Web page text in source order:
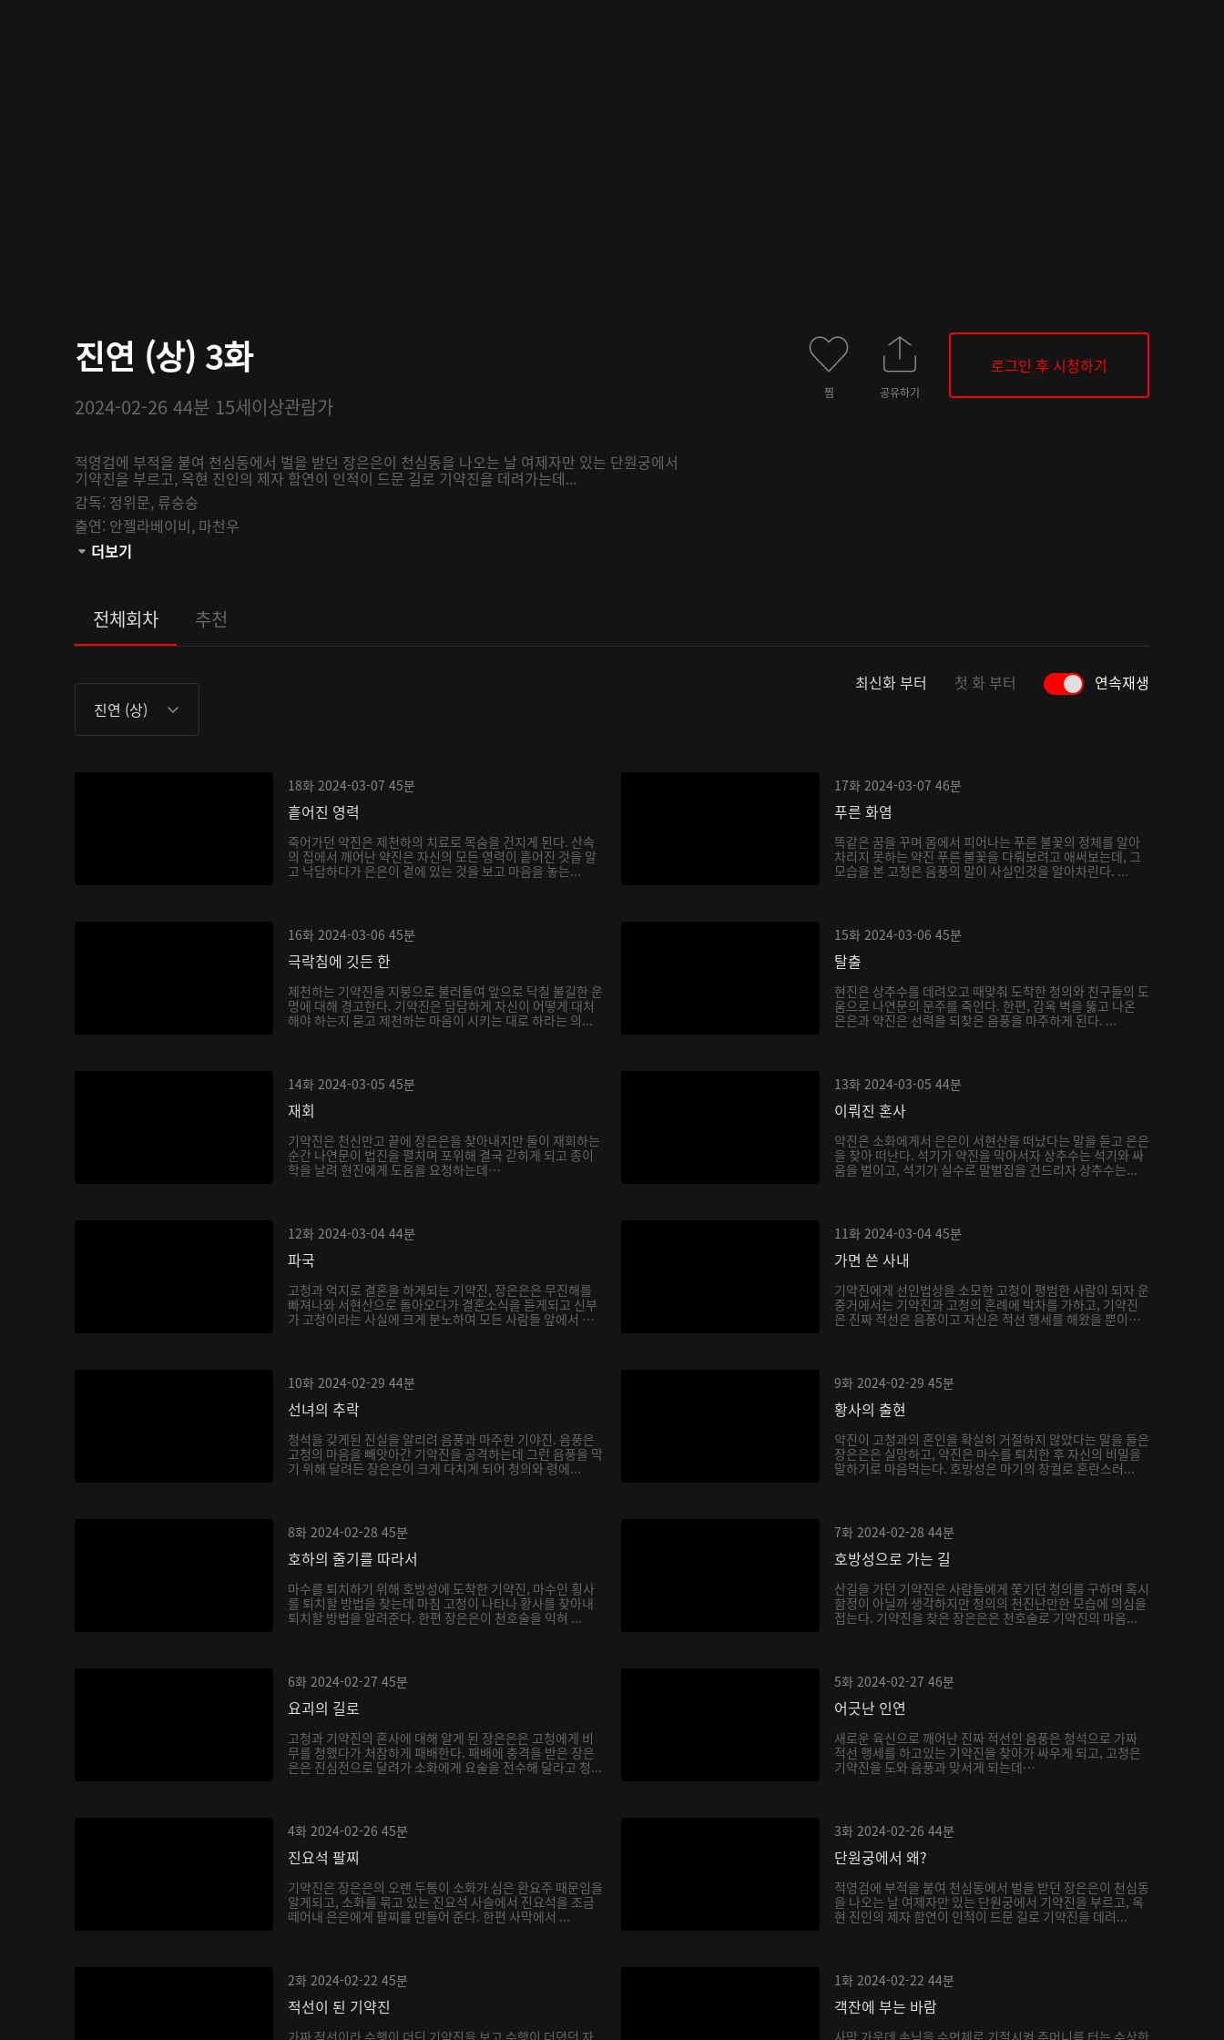
진연 (상) 3화
2024-02-26 44분 15세이상관람가
적영검에 부적을 붙여 천심동에서 벌을 받던 장은은이 천심동을 나오는 날 여제자만 있는 단원궁에서
기약진을 부르고, 옥현 진인의 제자 함연이 인적이 드문 길로 기약진을 데려가는데...
감독: 정위문, 류숭숭
출연: 안젤라베이비, 마천우
관람등급:
더보기
찜 공유하기
로그인 후 시청하기
전체회차 추천
진연 (상)
최신화 부터 첫 화 부터 연속재생
18화 2024-03-07 45분
흩어진 영력
죽어가던 약진은 제천하의 치료로 목숨을 건지게 된다. 산속
의 집에서 깨어난 약진은 자신의 모든 영력이 흩어진 것을 알
고 낙담하다가 은은이 곁에 있는 것을 보고 마음을 놓는...
17화 2024-03-07 46분
푸른 화염
똑같은 꿈을 꾸며 몸에서 피어나는 푸른 불꽃의 정체를 알아
차리지 못하는 약진 푸른 불꽃을 다뤄보려고 애써보는데, 그
모습을 본 고청은 음풍의 말이 사실인것을 알아차린다. ...
16화 2024-03-06 45분
극락침에 깃든 한
제천하는 기약진을 지붕으로 불러들여 앞으로 닥칠 불길한 운
명에 대해 경고한다. 기약진은 담담하게 자신이 어떻게 대처
해야 하는지 묻고 제천하는 마음이 시키는 대로 하라는 의...
15화 2024-03-06 45분
탈출
현진은 상추수를 데려오고 때맞춰 도착한 청의와 친구들의 도
움으로 나연문의 문주를 죽인다. 한편, 감옥 벽을 뚫고 나온
은은과 약진은 선력을 되찾은 음풍을 마주하게 된다. ...
14화 2024-03-05 45분
재회
기약진은 천신만고 끝에 장은은을 찾아내지만 둘이 재회하는
순간 나연문이 법진을 펼치며 포위해 결국 갇히게 되고 종이
학을 날려 현진에게 도움을 요청하는데…
13화 2024-03-05 44분
이뤄진 혼사
약진은 소화에게서 은은이 서현산을 떠났다는 말을 듣고 은은
을 찾아 떠난다. 석기가 약진을 막아서자 상추수는 석기와 싸
움을 벌이고, 석기가 실수로 말벌집을 건드리자 상추수는...
12화 2024-03-04 44분
파국
고청과 억지로 결혼을 하게되는 기약진, 장은은은 무진해를
빠져나와 서현산으로 돌아오다가 결혼소식을 듣게되고 신부
가 고청이라는 사실에 크게 분노하여 모든 사람들 앞에서 천
11화 2024-03-04 45분
가면 쓴 사내
기약진에게 선인법상을 소모한 고청이 평범한 사람이 되자 운
중거에서는 기약진과 고청의 혼례에 박차를 가하고, 기약진
은 진짜 적선은 음풍이고 자신은 적선 행세를 해왔을 뿐이
10화 2024-02-29 44분
선녀의 추락
청석을 갖게된 진실을 알리려 음풍과 마주한 기야진. 음풍은
고청의 마음을 빼앗아간 기약진을 공격하는데 그런 음풍을 막
기 위해 달려든 장은은이 크게 다치게 되어 청의와 령에...
9화 2024-02-29 45분
황사의 출현
약진이 고청과의 혼인을 확실히 거절하지 않았다는 말을 들은
장은은은 실망하고, 약진은 마수를 퇴치한 후 자신의 비밀을
말하기로 마음먹는다. 호방성은 마기의 창궐로 혼란스러...
8화 2024-02-28 45분
호하의 줄기를 따라서
마수를 퇴치하기 위해 호방성에 도착한 기약진, 마수인 횡사
를 퇴치할 방법을 찾는데 마침 고청이 나타나 황사를 찾아내
퇴치할 방법을 알려준다. 한편 장은은이 천호술을 익혀 ...
7화 2024-02-28 44분
호방성으로 가는 길
산길을 가던 기약진은 사람들에게 쫓기던 청의를 구하며 혹시
함정이 아닐까 생각하지만 청의의 천진난만한 모습에 의심을
접는다. 기약진을 찾은 장은은은 천호술로 기약진의 마음...
6화 2024-02-27 45분
요괴의 길로
고청과 기약진의 혼사에 대해 알게 된 장은은은 고청에게 비
무를 청했다가 처참하게 패배한다. 패배에 충격을 받은 장은
은은 진심전으로 달려가 소화에게 요술을 전수해 달라고 청...
5화 2024-02-27 46분
어긋난 인연
새로운 육신으로 깨어난 진짜 적선인 음풍은 청석으로 가짜
적선 행세를 하고있는 기약진을 찾아가 싸우게 되고, 고청은
기약진을 도와 음풍과 맞서게 되는데…
4화 2024-02-26 45분
진요석 팔찌
기약진은 장은은의 오랜 두통이 소화가 심은 환요주 때문임을
알게되고, 소화를 묶고 있는 진요석 사슬에서 진요석을 조금
떼어내 은은에게 팔찌를 만들어 준다. 한편 사막에서 ...
3화 2024-02-26 44분
단원궁에서 왜?
적영검에 부적을 붙여 천심동에서 벌을 받던 장은은이 천심동
을 나오는 날 여제자만 있는 단원궁에서 기약진을 부르고, 옥
현 진인의 제자 함연이 인적이 드문 길로 기약진을 데려...
2화 2024-02-22 45분
적선이 된 기약진
가짜 적선이라 수행이 더딘 기약진을 보고 수행이 더뎠던 자
1화 2024-02-22 44분
객잔에 부는 바람
사막 가운데 손님을 수면제로 기절시켜 주머니를 터는 수상한